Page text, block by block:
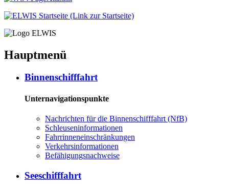
Hauptmenü
Bin­nen­schiff­fahrt
Unternavigationspunkte
Nach­rich­ten für die Bin­nen­schiff­fahrt (NfB)
Schleu­sen­in­for­ma­tio­nen
Fahr­rin­nen­ein­schrän­kun­gen
Ver­kehrs­in­for­ma­tio­nen
Be­fä­hi­gungs­nach­wei­se
See­schiff­fahrt